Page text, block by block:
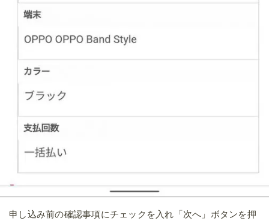
申し込み前の確認事項にチェックを入れ「次へ」ボタンを押